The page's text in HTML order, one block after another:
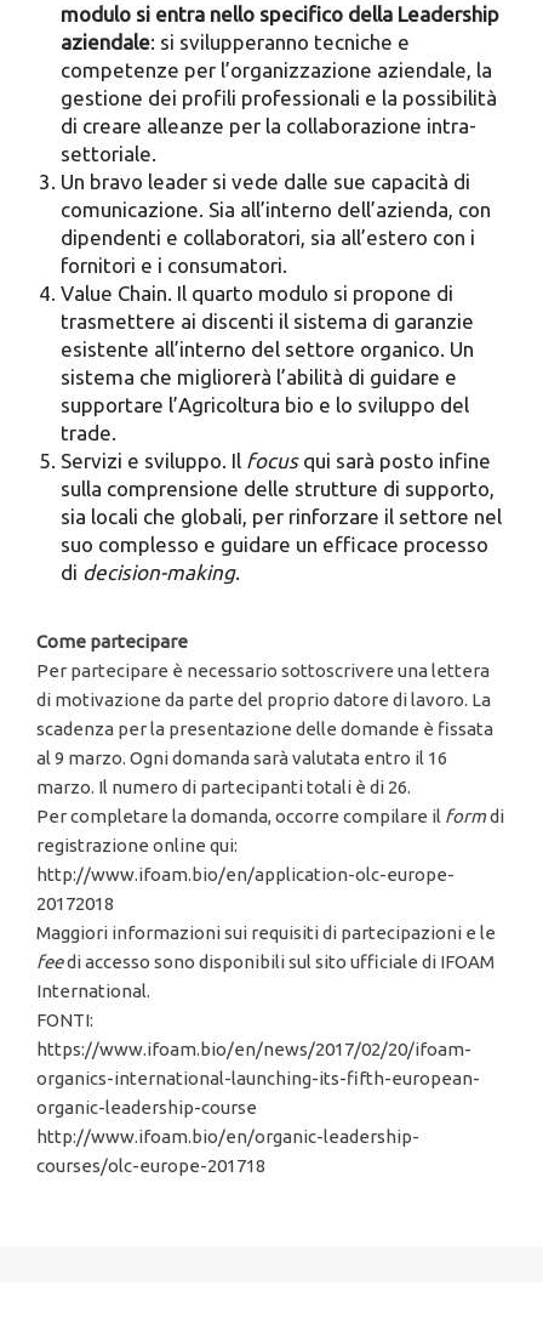
modulo si entra nello specifico della Leadership
aziendale: si svilupperanno tecniche e
competenze per l’organizzazione aziendale, la
gestione dei profili professionali e la possibilità
di creare alleanze per la collaborazione intra-
settoriale.
Un bravo leader si vede dalle sue capacità di
comunicazione. Sia all’interno dell’azienda, con
dipendenti e collaboratori, sia all’estero con i
fornitori e i consumatori.
Value Chain. Il quarto modulo si propone di
trasmettere ai discenti il sistema di garanzie
esistente all’interno del settore organico. Un
sistema che migliorerà l’abilità di guidare e
supportare l’Agricoltura bio e lo sviluppo del
trade.
Servizi e sviluppo. Il focusqui sarà posto infine
sulla comprensione delle strutture di supporto,
sia locali che globali, per rinforzare il settore nel
suo complesso e guidare un efficace processo
di decision-making.
Come partecipare
Per partecipare è necessario sottoscrivere una lettera
di motivazione da parte del proprio datore di lavoro. La
scadenza per la presentazione delle domande è fissata
al 9 marzo. Ogni domanda sarà valutata entro il 16
marzo. Il numero di partecipanti totali è di 26.
Per completare la domanda, occorre compilare il formdi
registrazione online qui:
http://www.ifoam.bio/en/application-olc-europe-
20172018
Maggiori informazioni sui requisiti di partecipazioni e le
feedi accesso sono disponibili sul sito ufficiale di IFOAM
International.
FONTI:
https://www.ifoam.bio/en/news/2017/02/20/ifoam-
organics-international-launching-its-fifth-european-
organic-leadership-course
http://www.ifoam.bio/en/organic-leadership-
courses/olc-europe-201718